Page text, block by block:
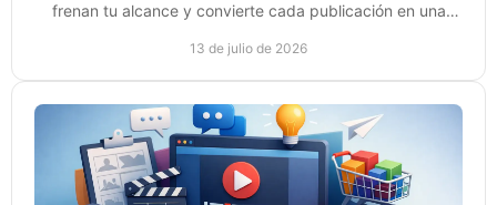
frenan tu alcance y convierte cada publicación en una
13 de julio de 2026